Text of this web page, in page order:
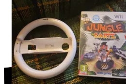
Ersättning om du inte får din vara